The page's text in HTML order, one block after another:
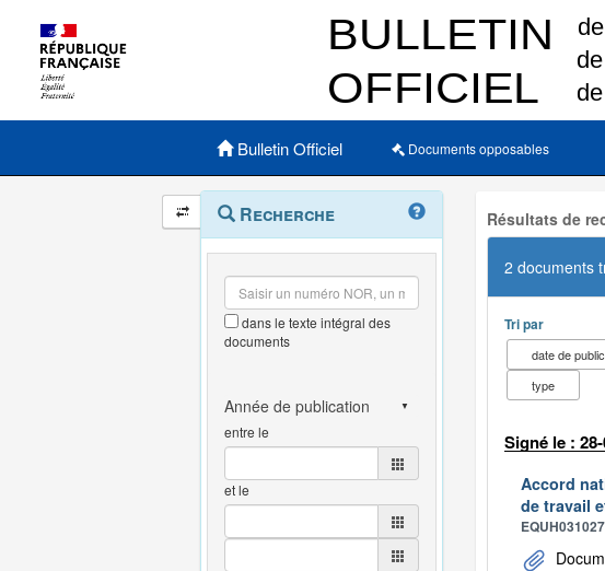
Menu principal
Bulletin Officiel Documents opposables
Navigation
et
outils
annexes
Menu
contextuel
Recherche
dans le texte intégral des
documents
entre le
et le
Résultats de
2 documents
Tri par
date de
type
Signé le :
Accord
de travail